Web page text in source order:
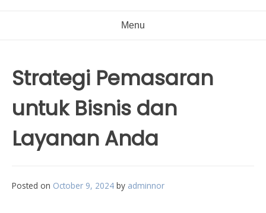
Menu
Strategi Pemasaran
untuk Bisnis dan
Layanan Anda
Posted on October 9, 2024 by adminnor